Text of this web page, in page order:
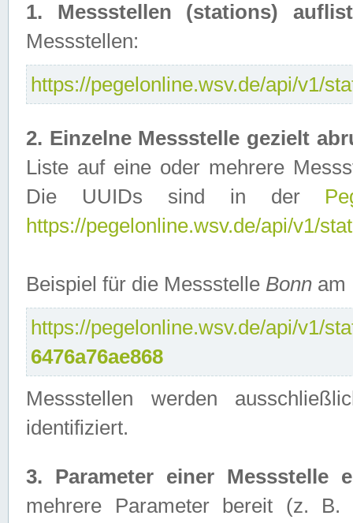
1. Messstellen (stations)
Messstellen:
https://pegelonline.wsv.de/api/v1/
2. Einzelne Messstelle gezielt
Liste auf eine oder mehrere
Die UUIDs sind in der
https://pegelonline.wsv.de/api/v1/
Beispiel für die Messstelle Bonn am
https://pegelonline.wsv.de/api/v1/
6476a76ae868
Messstellen werden
identifiziert.
3. Parameter einer Messstelle
mehrere Parameter bereit (z.